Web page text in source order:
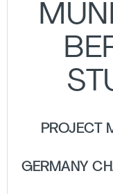
PROJECT
GERMANY